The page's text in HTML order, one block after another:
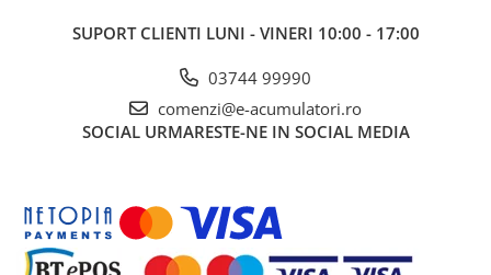
Pompe de caldura
si invertorul / încarcatorul si
SUPORT CLIENTI LUNI - VINERI 10:00 - 17:00
03744 99990
comenzi@e-acumulatori.ro
SOCIAL URMARESTE-NE IN SOCIAL MEDIA